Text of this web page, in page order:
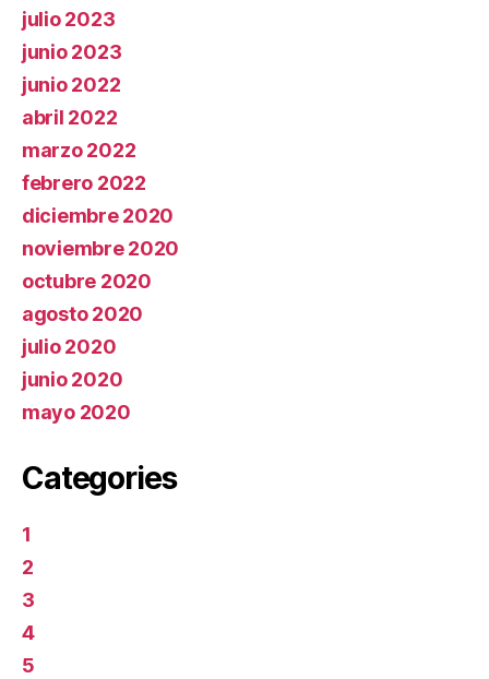
julio 2023
junio 2023
junio 2022
abril 2022
marzo 2022
febrero 2022
diciembre 2020
noviembre 2020
octubre 2020
agosto 2020
julio 2020
junio 2020
mayo 2020
Categories
1
2
3
4
5